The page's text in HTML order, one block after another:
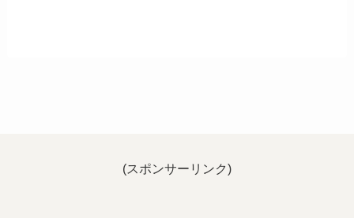
(スポンサーリンク)